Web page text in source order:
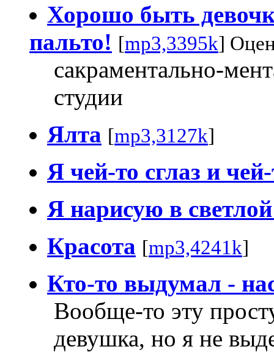
Хорошо быть
пальто! [mp3,3395k]
сакраментально-
студии
Ялта [mp3,3127k]
Я чей-то сглаз и
Я нарисую в
Красота [mp3,4241k]
Кто-то выдумал -
Вообще-то эту
девушка, но я не